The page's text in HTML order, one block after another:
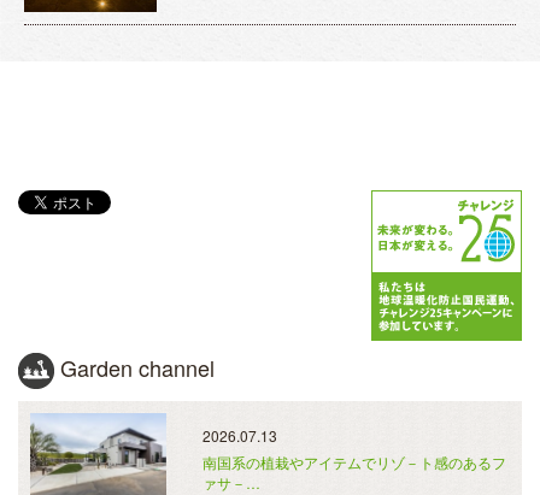
Garden channel
2026.07.13
南国系の植栽やアイテムでリゾ－ト感のあるフ
ァサ－…